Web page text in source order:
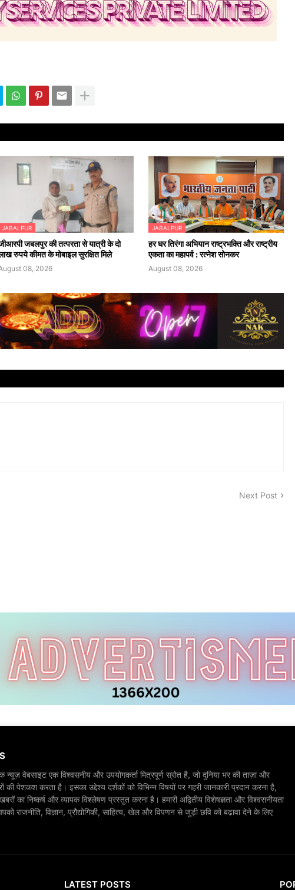
JABALPUR
जबलपुर की तत्परता से यात्री के दो
रुपये कीमत के मोबाइल सुरक्षित मिले
08, 2026
JABALPUR
हर घर तिरंगा अभियान राष्ट्रभक्ति और राष्ट्रीय
एकता का महापर्व : रत्नेश सोनकर
August 08, 2026
Next Post
वेबसाइट एक विश्वसनीय और उपयोगकर्ता मित्रपूर्ण स्रोत है, जो दुनिया भर की ताज़ा और
की पेशकश करता है। इसका उद्देश्य दर्शकों को विभिन्न विषयों पर गहरी जानकारी प्रदान करना है,
का निष्कर्ष और व्यापक विश्लेषण प्रस्तुत करना है। हमारी अद्वितीय विशेषज्ञता और विश्वसनीयता
राजनीति, विज्ञान, प्रौद्योगिकी, साहित्य, खेल और विपणन से जुड़ी छवि को बढ़ावा देने के लिए
LATEST POSTS